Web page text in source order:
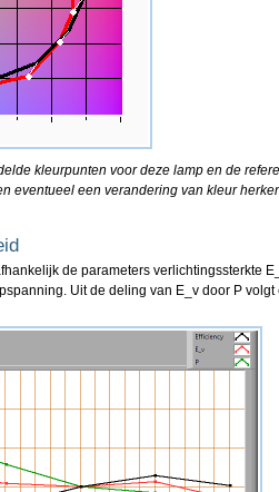
kleurpunten voor deze lamp en de
eventueel een verandering van kleur
de parameters verlichtingssterkte
Uit de deling van E_v door P